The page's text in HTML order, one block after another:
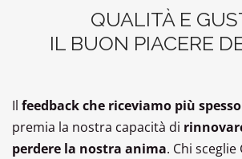
QUALITÀ E
IL BUON PIACERE
Il feedback che riceviamo più spesso
premia la nostra capacità di
perdere la nostra anima. Chi